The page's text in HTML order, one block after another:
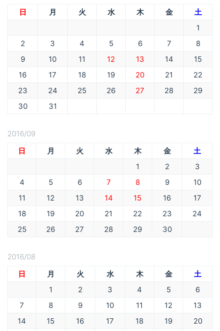
日
月 火 水 木 金
土
1
2
3 4 5 6 7
8
9
10 11 12 13 14
15
16
17 18 19 20 21
22
23
24 25 26 27 28
29
30
31
2016/09
日
月 火 水 木 金
土
1
2
3
4
5 6 7 8 9
10
11
12 13 14 15 16
17
18
19 20 21 22 23
24
25
26 27 28 29 30
2016/08
日
月 火 水 木 金
土
1
2 3 4 5
6
7
8 9 10 11 12
13
14
15 16 17 18 19 20